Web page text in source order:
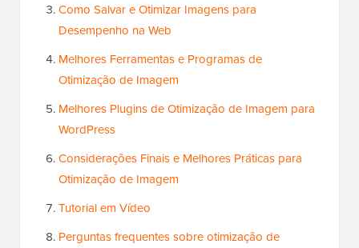
Como Salvar e Otimizar Imagens para
Desempenho na Web
Melhores Ferramentas e Programas de
Otimização de Imagem
Melhores Plugins de Otimização de Imagem para
WordPress
Considerações Finais e Melhores Práticas para
Otimização de Imagem
Tutorial em Vídeo
Perguntas frequentes sobre otimização de